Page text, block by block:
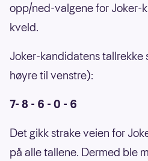
opp/ned-valgene for Joker-
kveld.
Joker-kandidatens tallrekke
høyre til venstre):
7- 8 - 6 - 0 - 6
Det gikk strake veien for
på alle tallene. Dermed ble